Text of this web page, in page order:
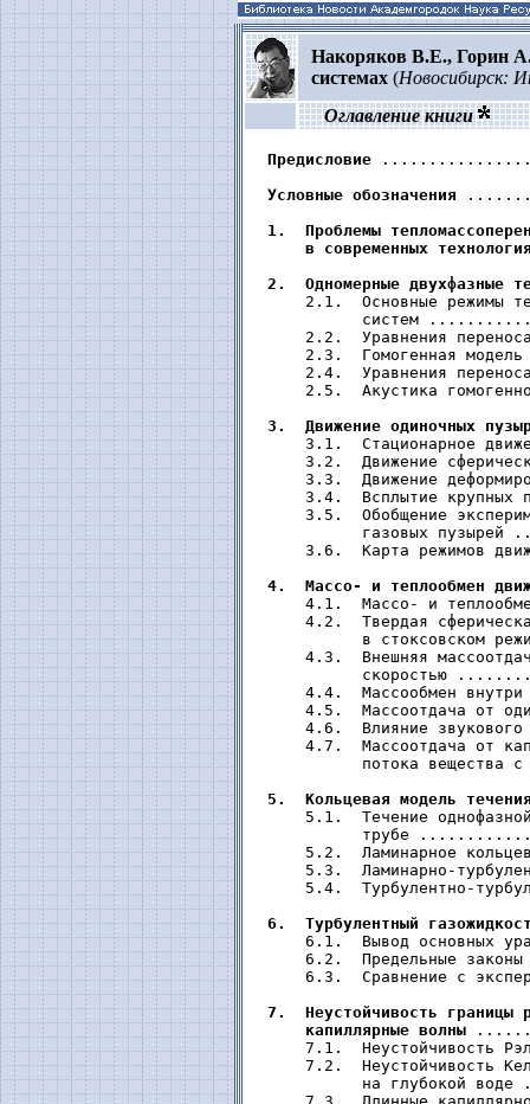
Накоряков В.Е., Горин
системах (Новосибирск:
Оглавление книги
Предисловие
Условные обозначения
1.  Проблемы
в современных
2.  Одномерные двухфазные
2.1.  Основные режимы
систем
2.2.  Уравнения
2.3.  Гомогенная
2.4.  Уравнения
2.5.  Акустика
3.  Движение одиночных
3.1.  Стационарное
3.2.  Движение
3.3.  Движение
3.4.  Всплытие крупных
3.5.  Обобщение
газовых пузырей
3.6.  Карта режимов
4.  Массо- и теплообмен
4.1.  Массо- и
4.2.  Твердая
в стоксовском
4.3.  Внешняя
скоростью
4.4.  Массообмен
4.5.  Массоотдача от
4.6.  Влияние
4.7.  Массоотдача от
потока вещества
5.  Кольцевая модель
5.1.  Течение
трубе
5.2.  Ламинарное
5.3.  Ламинарно-
5.4.  Турбулентно-
6.  Турбулентный
6.1.  Вывод основных
6.2.  Предельные
6.3.  Сравнение с
7.  Неустойчивость границы
     капиллярные волны
7.1.  Неустойчивость
7.2.  Неустойчивость
на глубокой воде